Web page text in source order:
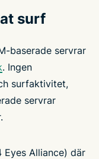
surf
baserade servrar
. Ingen
surfaktivitet,
servrar
Alliance) där